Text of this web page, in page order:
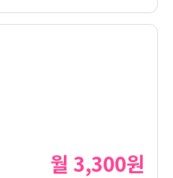
월 3,300원